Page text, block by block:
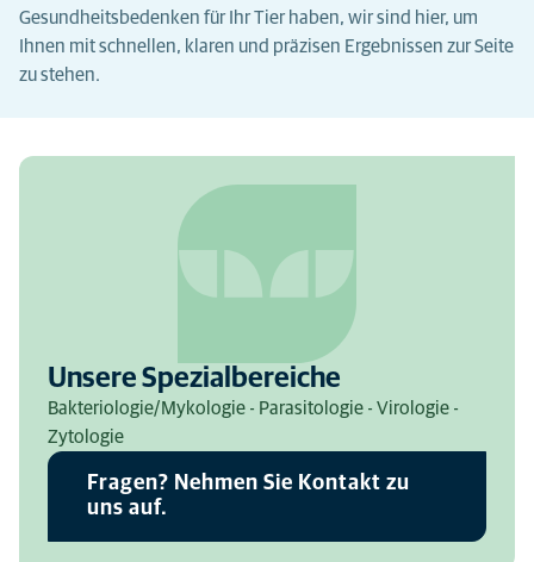
Gesundheitsbedenken für Ihr Tier haben, wir sind hier, um
Ihnen mit schnellen, klaren und präzisen Ergebnissen zur Seite
zu stehen.
Unsere Spezialbereiche
Bakteriologie/Mykologie - Parasitologie - Virologie -
Zytologie
Fragen? Nehmen Sie Kontakt zu
uns auf.